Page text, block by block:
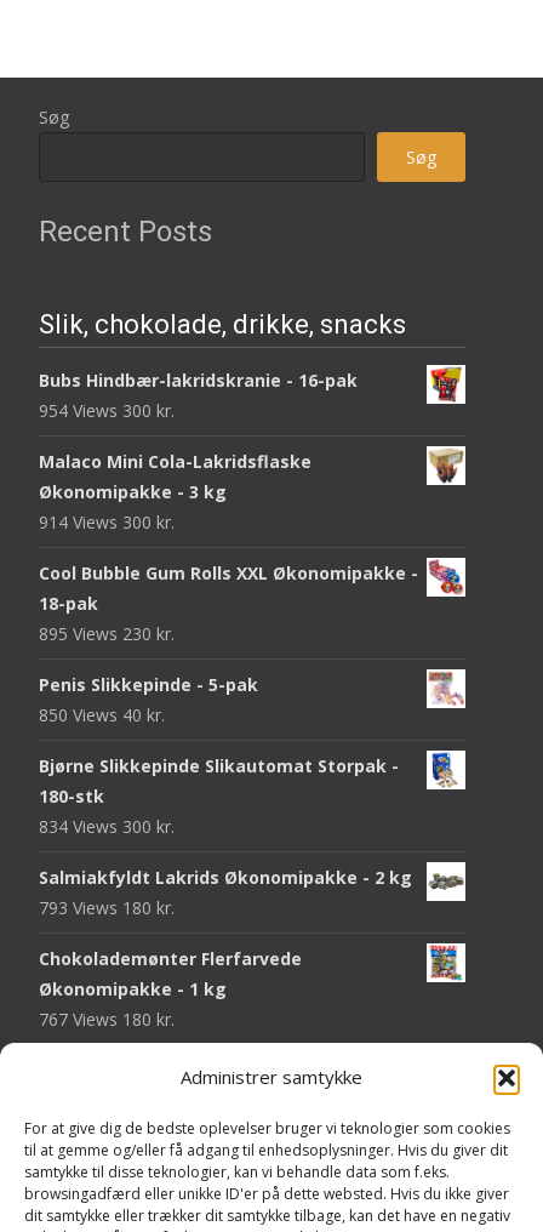
Administrer samtykke
For at give dig de bedste oplevelser bruger vi teknologier som cookies
til at gemme og/eller få adgang til enhedsoplysninger. Hvis du giver dit
samtykke til disse teknologier, kan vi behandle data som f.eks.
browsingadfærd eller unikke ID'er på dette websted. Hvis du ikke giver
dit samtykke eller trækker dit samtykke tilbage, kan det have en negativ
Søg
Søg
Recent Posts
Slik, chokolade, drikke, snacks
Bubs Hindbær-lakridskranie - 16-pak
954 Views 300 kr.
Malaco Mini Cola-Lakridsflaske
Økonomipakke - 3 kg
914 Views 300 kr.
Cool Bubble Gum Rolls XXL Økonomipakke -
18-pak
895 Views 230 kr.
Penis Slikkepinde - 5-pak
850 Views 40 kr.
Bjørne Slikkepinde Slikautomat Storpak -
180-stk
834 Views 300 kr.
Salmiakfyldt Lakrids Økonomipakke - 2 kg
793 Views 180 kr.
Chokolademønter Flerfarvede
Økonomipakke - 1 kg
767 Views 180 kr.
Malaco Stjerner Lakrids - 92 gram
Pringles Hot & Spicy - 165 gram
742 Views40 kr.